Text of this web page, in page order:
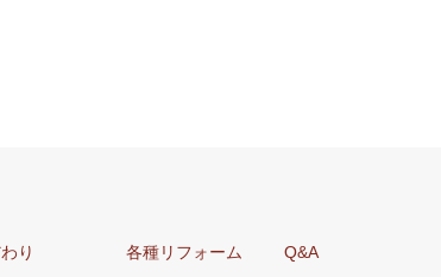
り 各種リフォーム Q&A